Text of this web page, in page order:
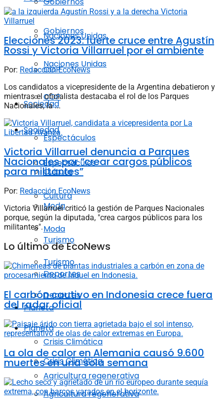
Naciones Unidas
COP
Sociedad
Espectáculos
Cultura
Moda
Turismo
Deportes
Planeta
Crisis Climática
Agricultura regenerativa
Gobiernos
Naciones Unidas
COP
Sociedad
Espectáculos
Cultura
Moda
Turismo
Deportes
Planeta
Crisis Climática
Agricultura regenerativa
Elecciones 2023: fuerte cruce entre Agustín
Rossi y Victoria Villarruel por el ambiente
Por: Redacción EcoNews
Los candidatos a vicepresidente de la Argentina debatieron y
mientras el oficialista destacaba el rol de los Parques
Nacionales, la ...
Victoria Villarruel denuncia a Parques
Nacionales por “crear cargos públicos
para militantes”
Por: Redacción EcoNews
Victoria Villarruel criticó la gestión de Parques Nacionales
porque, según la diputada, "crea cargos públicos para los
militantes".
Lo último de EcoNews
El carbón cautivo en Indonesia crece fuera
del radar oficial
La ola de calor en Alemania causó 9.600
muertes en una sola semana